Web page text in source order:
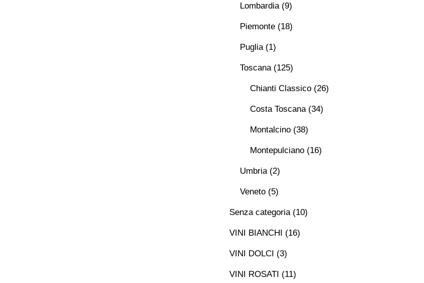
Lombardia (9)
Piemonte (18)
Puglia (1)
Toscana (125)
Chianti Classico (26)
Costa Toscana (34)
Montalcino (38)
Montepulciano (16)
Umbria (2)
Veneto (5)
Senza categoria (10)
VINI BIANCHI (16)
VINI DOLCI (3)
VINI ROSATI (11)